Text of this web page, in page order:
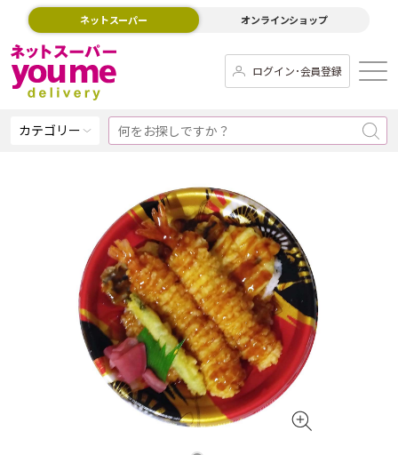
ネットスーパー オンラインショップ
ログイン･会員登録
カテゴリー